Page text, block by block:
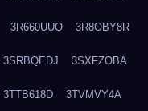
3R660UUO 3R8OBY8R
3SRBQEDJ 3SXFZOBA
3TTB618D 3TVMVY4A